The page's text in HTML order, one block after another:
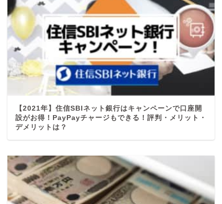
【2021年】住信SBIネット銀行はキャンペーンで口座開
設がお得！PayPayチャージもできる！評判・メリット・
デメリットは？